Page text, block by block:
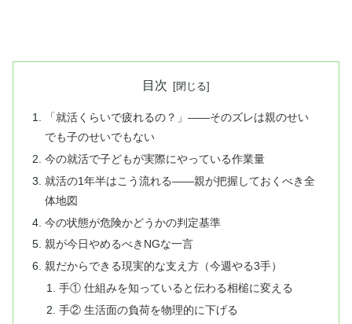
目次
「就活くらいで疲れるの？」——そのズレは親のせい
でも子のせいでもない
今の就活で子どもが実際にやっている作業量
就活の1年半はこう流れる——親が把握しておくべき全
体地図
今の状態が危険かどうかの判定基準
親が今日やめるべきNGな一言
親だからできる現実的な支え方（今週やる3手）
手① 仕組みを知っていると伝わる相槌に変える
手② 生活面の負荷を物理的に下げる